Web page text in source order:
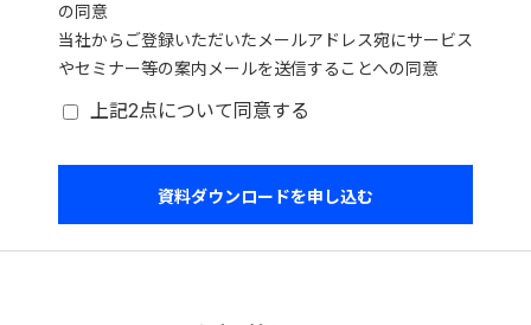
の同意
当社からご登録いただいたメールアドレス宛にサービス
やセミナー等の案内メールを送信することへの同意
上記2点について同意する
資料ダウンロードを申し込む